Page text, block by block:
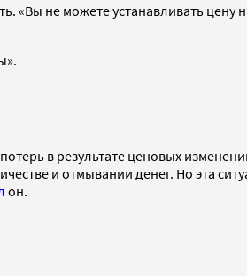
«Вы не можете устанавливать цену
в результате ценовых
и отмывании денег. Но эта
он.